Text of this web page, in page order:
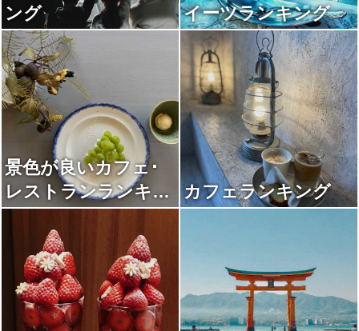
ング
イーツランキング
景色が良いカフェ･
レストランランキン
グ
カフェランキング